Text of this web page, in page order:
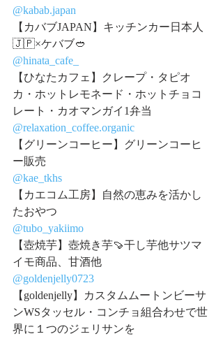
@kabab.japan
【カバブJAPAN】キッチンカー日本人
🇯🇵×ケバブ🥙
@hinata_cafe_
【ひなたカフェ】クレープ・タピオ
カ・ホットレモネード・ホットチョコ
レート・カオマンガイ1弁当
@relaxation_coffee.organic
【グリーンコーヒー】グリーンコーヒ
ー販売
@kae_tkhs
【カエコム工房】自然の恵みを活かし
たおやつ
@tubo_yakiimo
【壺焼芋】壺焼き芋🍠干し芋他サツマ
イモ商品、甘酒他
@goldenjelly0723
【goldenjelly】カスタムムートンビーサ
ンWSタッセル・コンチョ組合わせで世
界に１つのジェリサンを